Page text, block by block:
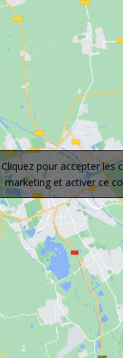
Cliquez pour accepter les
marketing et activer ce